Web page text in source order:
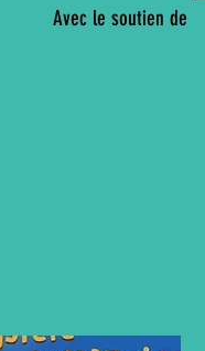
Avec le soutien de